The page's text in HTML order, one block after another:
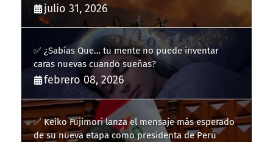
hidroaviones por "ahorrarse" dinero
julio 31, 2026
✅ ¿Sabías Que… tu mente no puede inventar
caras nuevas cuando sueñas?
febrero 08, 2026
✅ Keiko Fujimori lanza el mensaje más esperado
de su nueva etapa como presidenta de Perú